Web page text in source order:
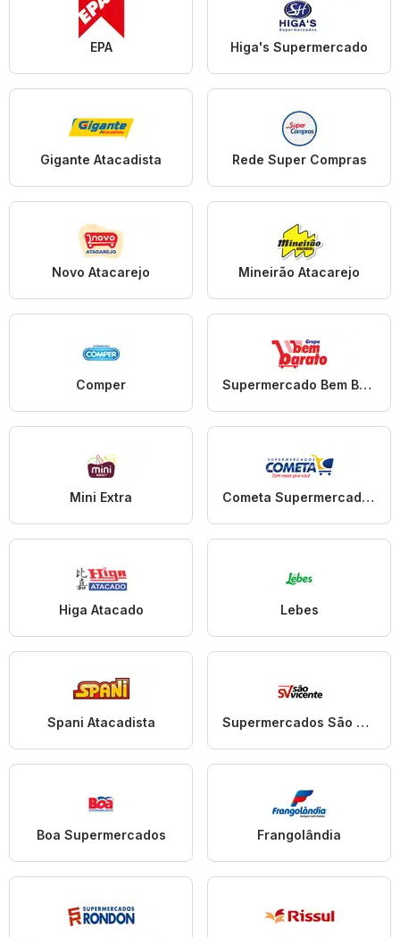
EPA Higa's Supermercado
Gigante Atacadista Rede Super Compras
Novo Atacarejo Mineirão Atacarejo
Comper Supermercado Bem Barato
Mini Extra Cometa Supermercados
Higa Atacado Lebes
Spani Atacadista Supermercados São Vicente
Boa Supermercados Frangolândia